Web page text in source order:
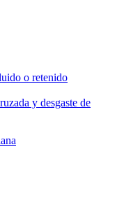
o retenido
y desgaste de